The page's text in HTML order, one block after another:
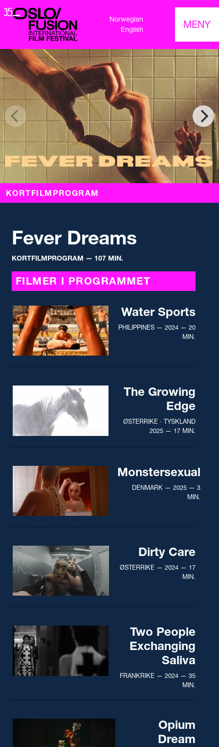
Norwegian
English
MENY
KORTFILMPROGRAM
Fever Dreams
KORTFILMPROGRAM — 107 MIN.
FILMER I PROGRAMMET
Water Sports
PHILIPPINES — 2024 — 20
MIN.
The Growing
Edge
ØSTERRIKE · TYSKLAND
2025 — 17 MIN.
Monstersexual
DENMARK — 2025 — 3
MIN.
Dirty Care
ØSTERRIKE — 2024 — 17
MIN.
Two People
Exchanging
Saliva
FRANKRIKE — 2024 — 35
MIN.
Opium
Dream